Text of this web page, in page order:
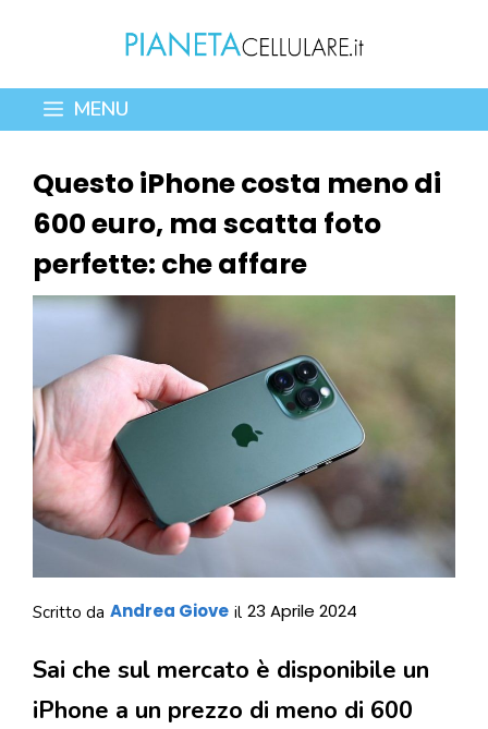
contenuto
MENU
Questo iPhone costa meno di
600 euro, ma scatta foto
perfette: che affare
Scritto da Andrea Giove il 23 Aprile 2024
Sai che sul mercato è disponibile un
iPhone a un prezzo di meno di 600